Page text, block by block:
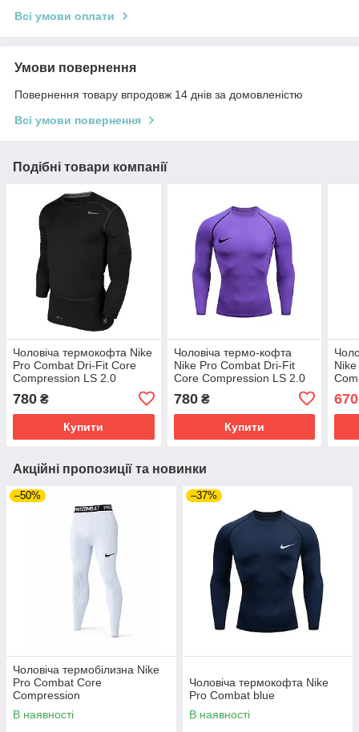
Всі умови оплати
Умови повернення
Повернення товару впродовж 14 днів за домовленістю
Всі умови повернення
Подібні товари компанії
Чоловіча термокофта Nike
Pro Combat Dri-Fit Core
Compression LS 2.0
780 ₴
Купити
Чоловіча термо-кофта
Nike Pro Combat Dri-Fit
Core Compression LS 2.0
780₴
Купити
670
Акційні пропозиції та новинки
–50%
Чоловіча термобілизна Nike
Pro Combat Core
Compression
В наявності
–37%
Чоловіча термокофта Nike
Pro Combat blue
В наявності